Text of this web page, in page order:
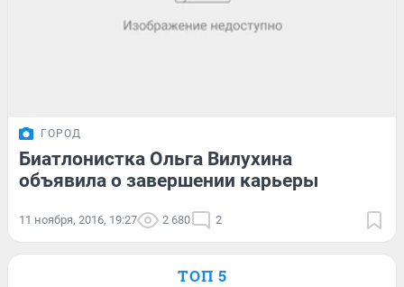
ГОРОД
Биатлонистка Ольга Вилухина
объявила о завершении карьеры
11 ноября, 2016, 19:27 2 680 2
ТОП 5